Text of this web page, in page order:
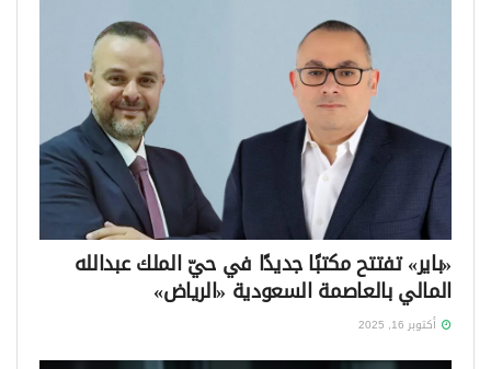
«باير» تفتتح مكتبًا جديدًا في حيّ الملك عبدالله
المالي بالعاصمة السعودية «الرياض»
أكتوبر 16, 2025